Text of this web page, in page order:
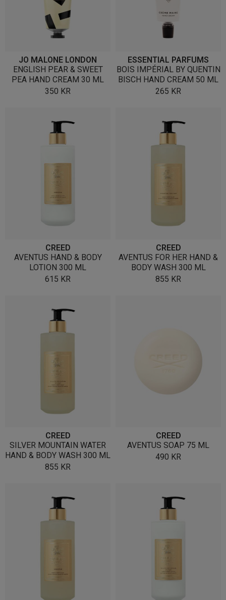
JO MALONE LONDON
ENGLISH PEAR & SWEET
PEA HAND CREAM 30 ML
350 KR
ESSENTIAL PARFUMS
BOIS IMPÉRIAL BY QUENTIN
BISCH HAND CREAM 50 ML
265 KR
CREED
AVENTUS HAND & BODY
LOTION 300 ML
615 KR
CREED
AVENTUS FOR HER HAND &
BODY WASH 300 ML
855 KR
CREED
SILVER MOUNTAIN WATER
HAND & BODY WASH 300 ML
855 KR
CREED
AVENTUS SOAP 75 ML
490 KR